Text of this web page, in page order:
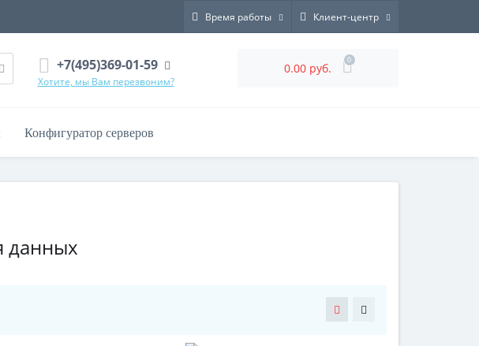
Время работы Клиент-центр
+7(495)369-01-59
Хотите, мы Вам перезвоним?
0.00 руб.
0
Конфигуратор серверов
данных